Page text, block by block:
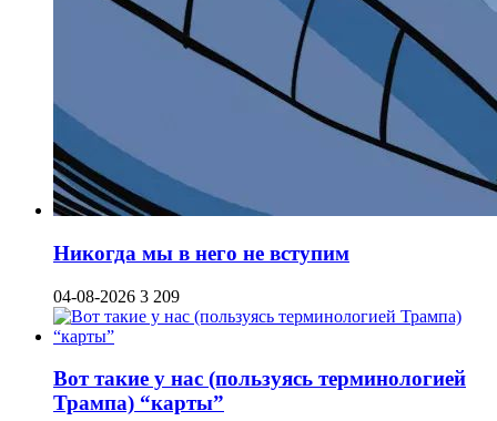
Никогда мы в него не вступим
04-08-2026 3 209
Вот такие у нас (пользуясь терминологией
Трампа) “карты”